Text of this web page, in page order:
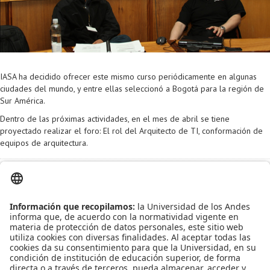
IASA ha decidido ofrecer este mismo curso periódicamente en algunas
ciudades del mundo, y entre ellas seleccionó a Bogotá para la región de
Sur América.
Dentro de las próximas actividades, en el mes de abril se tiene
proyectado realizar el foro: El rol del Arquitecto de TI, conformación de
equipos de arquitectura.
Información adicional
mi.rodriguez21@uniandes.edu.co
Leído4060Tiempo
Última modificación Miércoles, 03 Septiembre 2014
09:53
Proyecto de grado
Reingreso
Reintegro
Retiro voluntario
Transferencia
Tarifas